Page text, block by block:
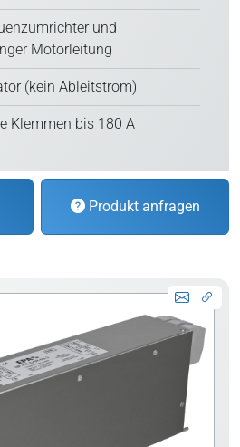
und
Motorleitung
(kein Ableitstrom)
Klemmen bis 180 A
Produkt anfragen